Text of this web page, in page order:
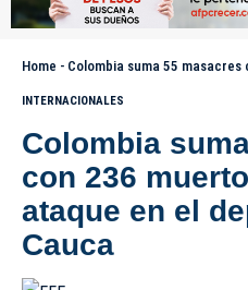
Home - Colombia suma 55 masacres con 236
INTERNACIONALES
Colombia
con 236
ataque en el
Cauca